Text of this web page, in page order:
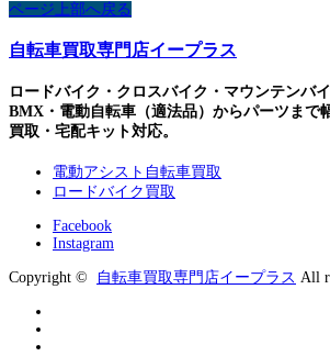
ページ上部へ戻る
自転車買取専門店イープラス
ロードバイク・クロスバイク・マウンテンバ
BMX・電動自転車（適法品）からパーツまで
買取・宅配キット対応。
電動アシスト自転車買取
ロードバイク買取
Facebook
Instagram
Copyright © 自転車買取専門店イープラス All